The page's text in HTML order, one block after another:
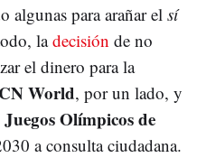
algunas para arañar el sí
ladecisión de no
el dinero para la
World, por un lado, y
Juegos Olímpicos de
a consulta ciudadana.